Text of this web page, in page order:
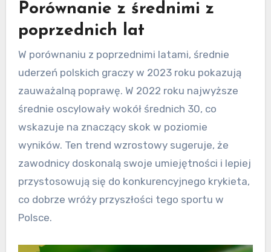
Porównanie z średnimi z
poprzednich lat
W porównaniu z poprzednimi latami, średnie
uderzeń polskich graczy w 2023 roku pokazują
zauważalną poprawę. W 2022 roku najwyższe
średnie oscylowały wokół średnich 30, co
wskazuje na znaczący skok w poziomie
wyników. Ten trend wzrostowy sugeruje, że
zawodnicy doskonalą swoje umiejętności i lepiej
przystosowują się do konkurencyjnego krykieta,
co dobrze wróży przyszłości tego sportu w
Polsce.